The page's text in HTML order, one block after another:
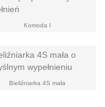
Komoda I
Bieliźniarka 4S mała